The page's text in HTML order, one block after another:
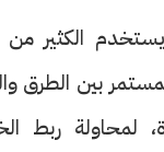
الكثير من
بين الطرق
لمحاولة ربط